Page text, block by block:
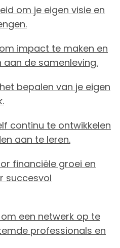
om je eigen visie en
impact te maken en
de samenleving.
bepalen van je eigen
continu te ontwikkelen
aan te leren.
financiële groei en
succesvol
een netwerk op te
professionals en